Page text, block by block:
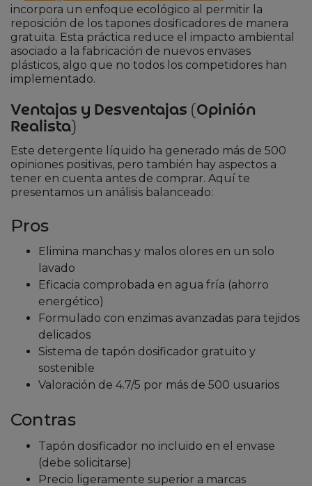
incorpora un enfoque ecológico al permitir la
reposición de los tapones dosificadores de manera
gratuita. Esta práctica reduce el impacto ambiental
asociado a la fabricación de nuevos envases
plásticos, algo que no todos los competidores han
implementado.
Ventajas y Desventajas (Opinión
Realista)
Este detergente líquido ha generado más de 500
opiniones positivas, pero también hay aspectos a
tener en cuenta antes de comprar. Aquí te
presentamos un análisis balanceado:
Pros
Elimina manchas y malos olores en un solo
lavado
Eficacia comprobada en agua fría (ahorro
energético)
Formulado con enzimas avanzadas para tejidos
delicados
Sistema de tapón dosificador gratuito y
sostenible
Valoración de 4.7/5 por más de 500 usuarios
Contras
Tapón dosificador no incluido en el envase
(debe solicitarse)
Precio ligeramente superior a marcas